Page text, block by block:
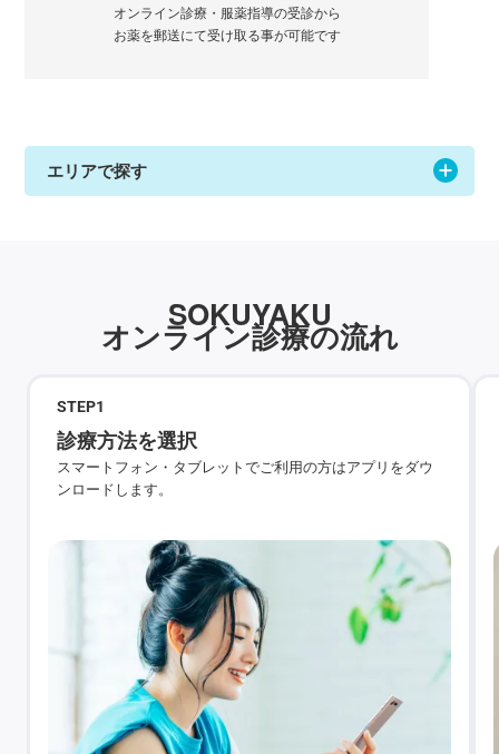
オンライン診療・服薬指導の受診から
お薬を郵送にて受け取る事が可能です
エリアで探す
SOKUYAKU
オンライン診療の流れ
STEP1
診療方法を選択
スマートフォン・タブレットでご利用の方はアプリをダウ
ンロードします。